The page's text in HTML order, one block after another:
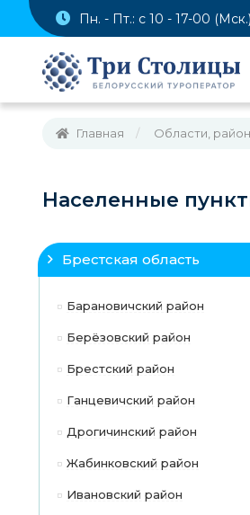
Пн. - Пт.: с 10 - 17-00 (Мск.)
Главная Области,
Населенные
Брестская область
Барановичский район
Берёзовский район
Брестский район
Ганцевичский район
Дрогичинский район
Жабинковский район
Ивановский район